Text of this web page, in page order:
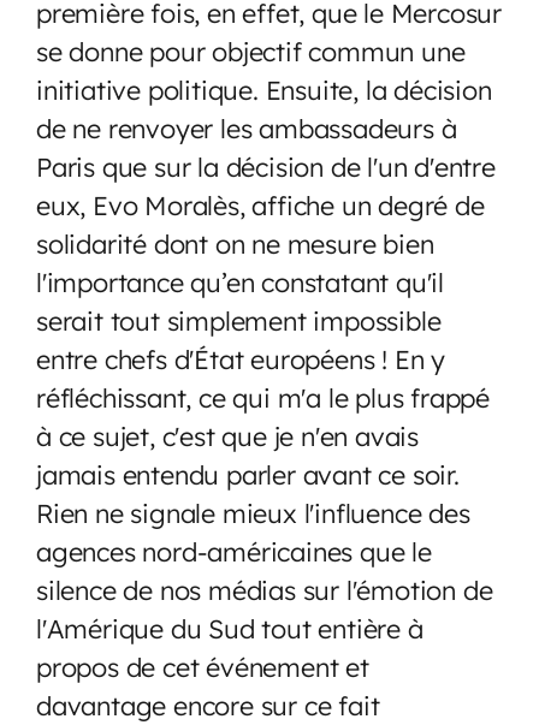
première fois, en effet, que le Mercosur
se donne pour objectif commun une
initiative politique. Ensuite, la décision
de ne renvoyer les ambassadeurs à
Paris que sur la décision de l'un d'entre
eux, Evo Moralès, affiche un degré de
solidarité dont on ne mesure bien
l'importance qu’en constatant qu'il
serait tout simplement impossible
entre chefs d'État européens ! En y
réfléchissant, ce qui m'a le plus frappé
à ce sujet, c'est que je n'en avais
jamais entendu parler avant ce soir.
Rien ne signale mieux l'influence des
agences nord-américaines que le
silence de nos médias sur l'émotion de
l'Amérique du Sud tout entière à
propos de cet événement et
davantage encore sur ce fait